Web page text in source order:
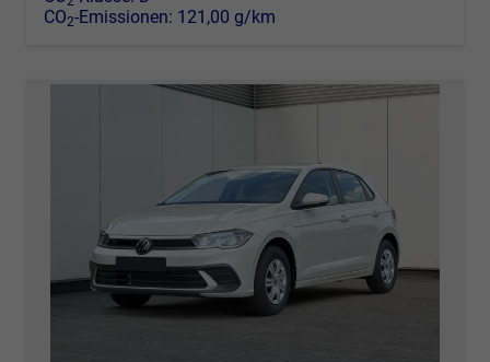
CO2-Emissionen: 121,00 g/km